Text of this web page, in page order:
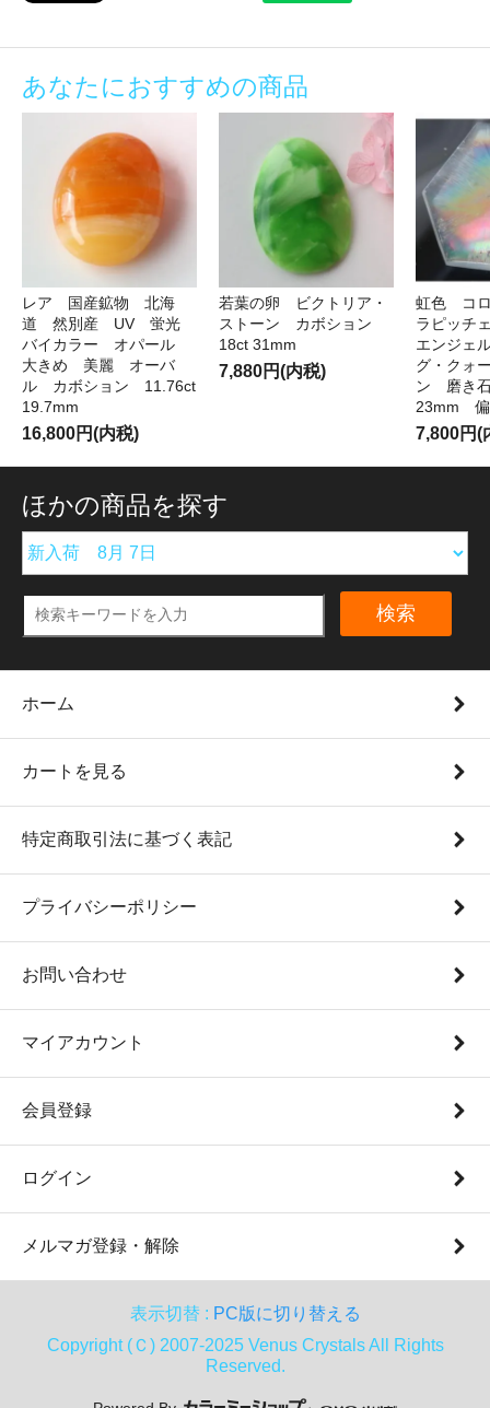
あなたにおすすめの商品
レア 国産鉱物 北海
道 然別産 UV 蛍光
バイカラー オパール
大きめ 美麗 オーバ
ル カボション 11.76ct
19.7mm
16,800円(内税)
若葉の卵 ビクトリア・
ストーン カボション
18ct 31mm
7,880円(内税)
虹色 コ
ラピッ
エンジェ
グ・クォ
ン 磨き
23mm 偏
7,800円(
ほかの商品を探す
検索
ホーム
カートを見る
特定商取引法に基づく表記
プライバシーポリシー
お問い合わせ
マイアカウント
会員登録
ログイン
メルマガ登録・解除
表示切替 : PC版に切り替える
Copyright (Ｃ) 2007-2025 Venus Crystals All Rights
Reserved.